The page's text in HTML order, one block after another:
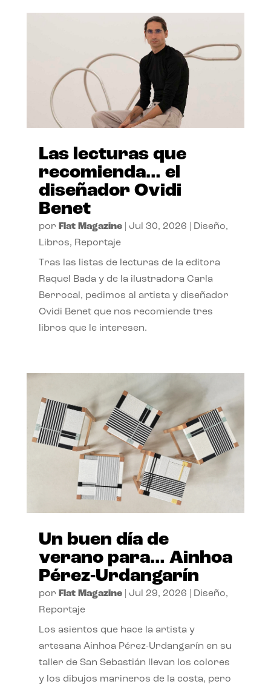
Las lecturas que
recomienda… el
diseñador Ovidi
Benet
por Flat Magazine| Jul 30, 2026 Diseño,
Libros, Reportaje
Tras las listas de lecturas de la editora
Raquel Bada y de la ilustradora Carla
Berrocal, pedimos al artista y diseñador
Ovidi Benet que nos recomiende tres
libros que le interesen.
Un buen día de
verano para… Ainhoa
Pérez-Urdangarín
por Flat Magazine| Jul 29, 2026 Diseño,
Reportaje
Los asientos que hace la artista y
artesana Ainhoa Pérez-Urdangarín en su
taller de San Sebastián llevan los colores
y los dibujos marineros de la costa, pero